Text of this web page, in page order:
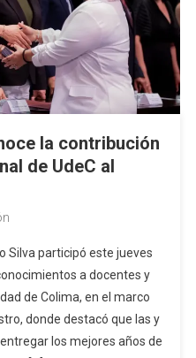
la contribución
de UdeC al
Silva participó este jueves
a docentes y
de Colima, en el marco
donde destacó que las y
los mejores años de